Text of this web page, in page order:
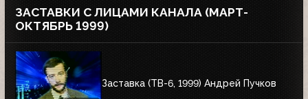
ЗАСТАВКИ С ЛИЦАМИ КАНАЛА (МАРТ-
ОКТЯБРЬ 1999)
Заставка (ТВ-6, 1999) Андрей Пучков